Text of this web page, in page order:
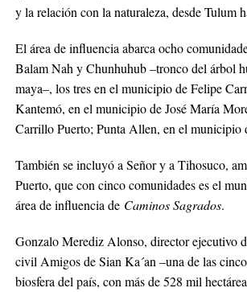
y la relación con la naturaleza, desde Tulum
El área de influencia abarca ocho
Balam Nah y Chunhuhub –tronco del árbol
maya–, los tres en el municipio de Felipe
Kantemó, en el municipio de José María
Carrillo Puerto; Punta Allen, en el municipio
También se incluyó a Señor y a Tihosuco,
Puerto, que con cinco comunidades es el
área de influencia de Caminos Sagrados.
Gonzalo Merediz Alonso, director ejecutivo
civil Amigos de Sian Ka´an –una de las
biosfera del país, con más de 528 mil